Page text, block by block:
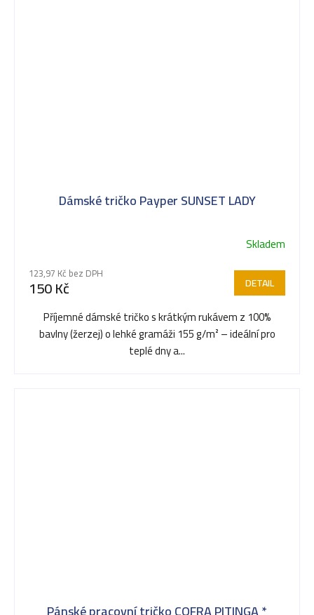
Dámské tričko Payper SUNSET LADY
Skladem
123,97 Kč bez DPH
150 Kč DETAIL
Příjemné dámské tričko s krátkým rukávem z 100%
bavlny (žerzej) o lehké gramáži 155 g/m² – ideální pro
teplé dny a...